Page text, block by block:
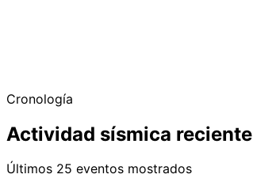
Cronología
Actividad sísmica reciente
Últimos 25 eventos mostrados